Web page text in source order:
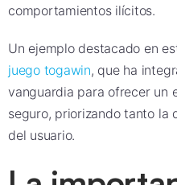
comportamientos ilícitos.
Un ejemplo destacado en
juego togawin, que ha
vanguardia para ofrecer un
seguro, priorizando tanto la
del usuario.